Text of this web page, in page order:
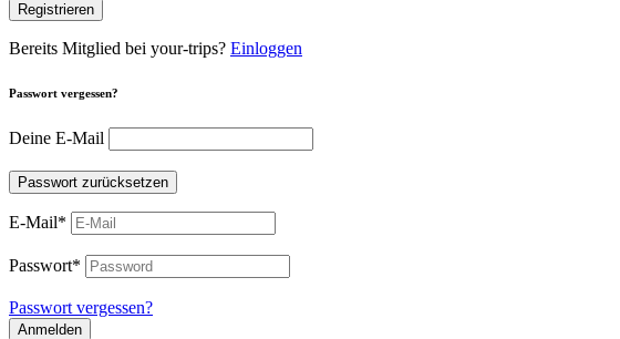
Registrieren
Bereits Mitglied bei your-trips? Einloggen
Passwort vergessen?
Deine E-Mail
Passwort zurücksetzen
E-Mail*
Passwort*
Passwort vergessen?
Anmelden